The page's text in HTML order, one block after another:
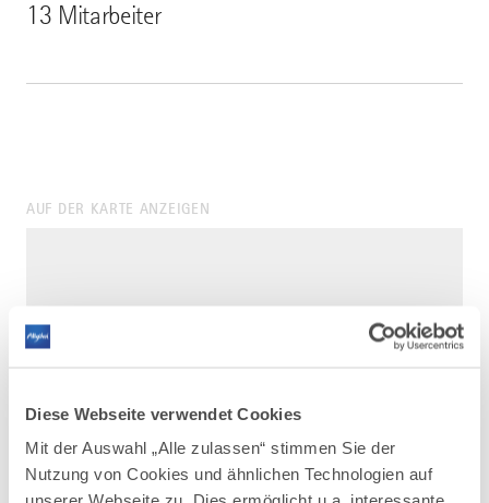
Diese Webseite verwendet Cookies
Mit der Auswahl „Alle zulassen“ stimmen Sie der
Nutzung von Cookies und ähnlichen Technologien auf
13 Mitarbeiter
AUF DER KARTE ANZEIGEN